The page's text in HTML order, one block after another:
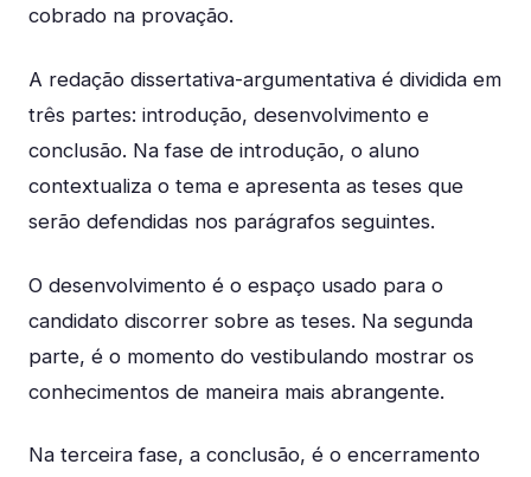
cobrado na provação.
A redação dissertativa-argumentativa é dividida em
três partes: introdução, desenvolvimento e
conclusão. Na fase de introdução, o aluno
contextualiza o tema e apresenta as teses que
serão defendidas nos parágrafos seguintes.
O desenvolvimento é o espaço usado para o
candidato discorrer sobre as teses. Na segunda
parte, é o momento do vestibulando mostrar os
conhecimentos de maneira mais abrangente.
Na terceira fase, a conclusão, é o encerramento